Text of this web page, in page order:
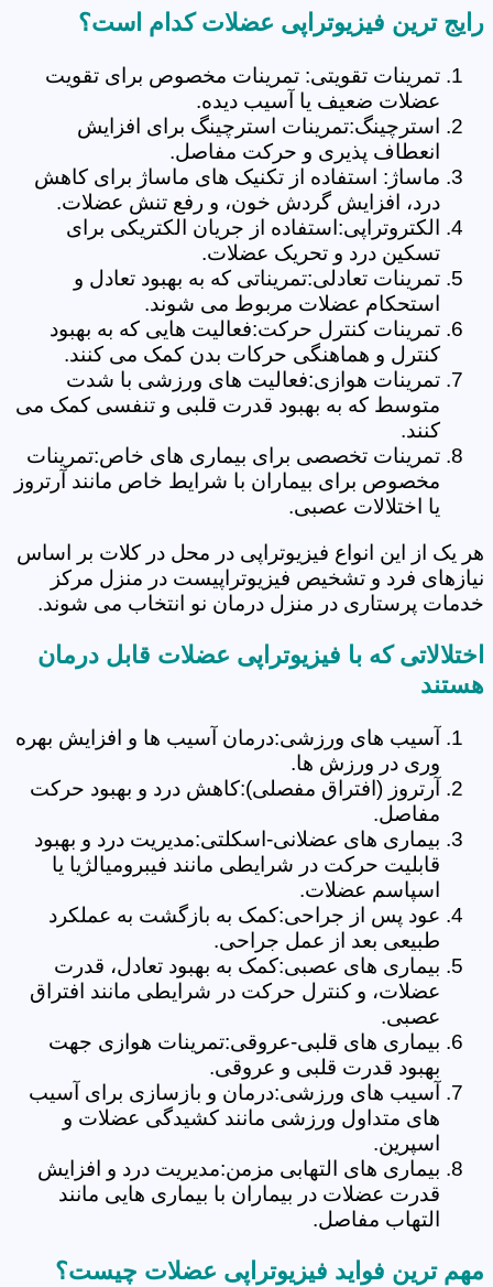
رایج ترین فیزیوتراپی عضلات کدام است؟
تمرینات تقویتی: تمرینات مخصوص برای تقویت
عضلات ضعیف یا آسیب دیده.
استرچینگ:تمرینات استرچینگ برای افزایش
انعطاف پذیری و حرکت مفاصل.
ماساژ: استفاده از تکنیک های ماساژ برای کاهش
درد، افزایش گردش خون، و رفع تنش عضلات.
الکتروتراپی:استفاده از جریان الکتریکی برای
تسکین درد و تحریک عضلات.
تمرینات تعادلی:تمریناتی که به بهبود تعادل و
استحکام عضلات مربوط می شوند.
تمرینات کنترل حرکت:فعالیت هایی که به بهبود
کنترل و هماهنگی حرکات بدن کمک می کنند.
تمرینات هوازی:فعالیت های ورزشی با شدت
متوسط که به بهبود قدرت قلبی و تنفسی کمک می
کنند.
تمرینات تخصصی برای بیماری های خاص:تمرینات
مخصوص برای بیماران با شرایط خاص مانند آرتروز
یا اختلالات عصبی.
هر یک از این انواع فیزیوتراپی در محل در کلات بر اساس
نیازهای فرد و تشخیص فیزیوتراپیست در منزل مرکز
خدمات پرستاری در منزل درمان نو انتخاب می شوند.
اختلالاتی که با فیزیوتراپی عضلات قابل درمان
هستند
آسیب های ورزشی:درمان آسیب ها و افزایش بهره
وری در ورزش ها.
آرتروز (افتراق مفصلی):کاهش درد و بهبود حرکت
مفاصل.
بیماری های عضلانی-اسکلتی:مدیریت درد و بهبود
قابلیت حرکت در شرایطی مانند فیبرومیالژیا یا
اسپاسم عضلات.
عود پس از جراحی:کمک به بازگشت به عملکرد
طبیعی بعد از عمل جراحی.
بیماری های عصبی:کمک به بهبود تعادل، قدرت
عضلات، و کنترل حرکت در شرایطی مانند افتراق
عصبی.
بیماری های قلبی-عروقی:تمرینات هوازی جهت
بهبود قدرت قلبی و عروقی.
آسیب های ورزشی:درمان و بازسازی برای آسیب
های متداول ورزشی مانند کشیدگی عضلات و
اسپرین.
بیماری های التهابی مزمن:مدیریت درد و افزایش
قدرت عضلات در بیماران با بیماری هایی مانند
التهاب مفاصل.
مهم ترین فواید فیزیوتراپی عضلات چیست؟